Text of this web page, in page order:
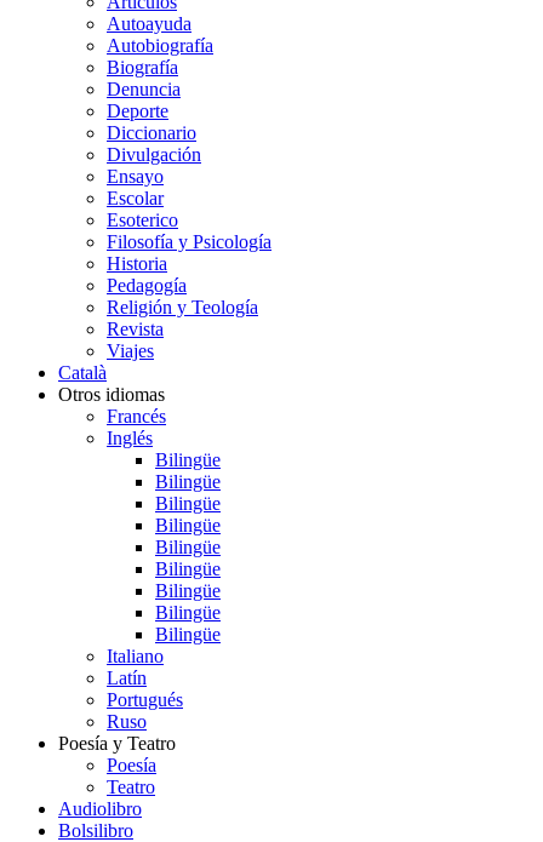
Autoayuda
Autobiografía
Biografía
Denuncia
Deporte
Diccionario
Divulgación
Ensayo
Escolar
Esoterico
Filosofía y Psicología
Historia
Pedagogía
Religión y Teología
Revista
Viajes
Català
Otros idiomas
Francés
Inglés
Bilingüe
Bilingüe
Bilingüe
Bilingüe
Bilingüe
Bilingüe
Bilingüe
Bilingüe
Bilingüe
Italiano
Latín
Portugués
Ruso
Poesía y Teatro
Poesía
Teatro
Audiolibro
Bolsilibro